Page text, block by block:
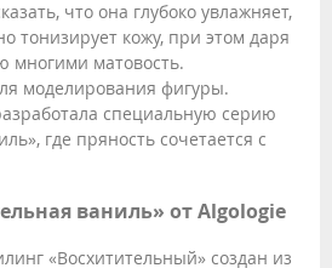
что она глубоко увлажняет,
тонизирует кожу, при этом даря
многими матовость.
моделирования фигуры.
специальную серию
где пряность сочетается с
ваниль» от Algologie
«Восхитительный» создан из